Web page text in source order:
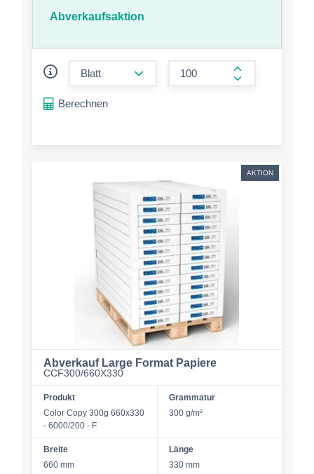
Abverkaufsaktion
form.increase-
Berechnen
AKTION
Abverkauf Large Format Papiere
CCF300/660X330
Produkt
Color Copy 300g 660x330
- 6000/200 - F
Grammatur
300 g/m²
Breite
660 mm
Länge
330 mm